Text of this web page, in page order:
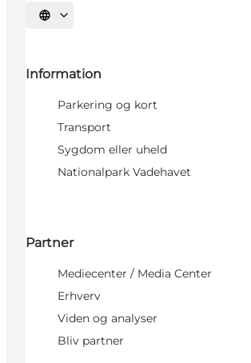
Vælg sprog
Information
Parkering og kort
Transport
Sygdom eller uheld
Nationalpark Vadehavet
Partner
Mediecenter / Media Center
Erhverv
Viden og analyser
Bliv partner